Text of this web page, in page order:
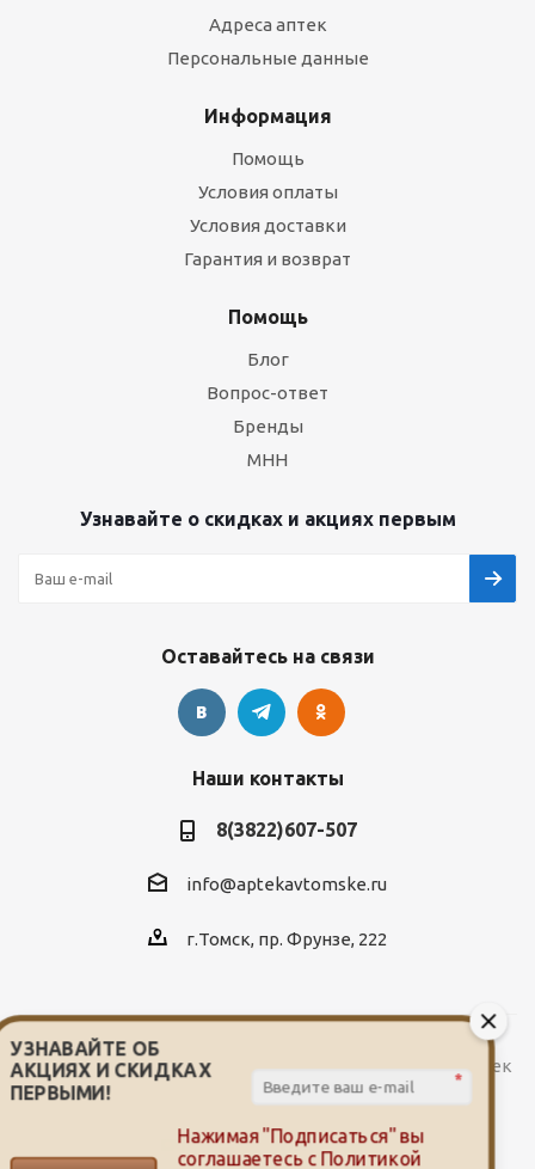
Адреса аптек
Персональные данные
Информация
Помощь
Условия оплаты
Условия доставки
Гарантия и возврат
Помощь
Блог
Вопрос-ответ
Бренды
МНН
Узнавайте о скидках и акциях первым
Оставайтесь на связи
Наши контакты
8(3822)607-507
info@aptekavtomske.ru
г.Томск, пр. Фрунзе, 222
2026 © Служба заказа и доставки лекарств от сети аптек
"Мой доктор"
УЗНАВАЙТЕ ОБ
АКЦИЯХ И СКИДКАХ
ПЕРВЫМИ!
Нажимая "Подписаться" вы
соглашаетесь с Политикой